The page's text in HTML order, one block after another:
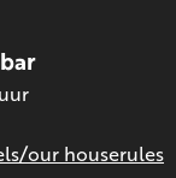
our houserules